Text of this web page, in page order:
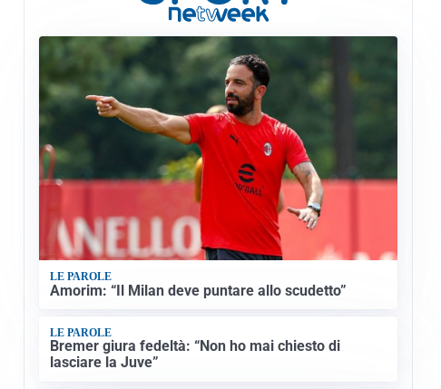
LE PAROLE
Amorim: “Il Milan deve puntare allo scudetto”
LE PAROLE
Bremer giura fedeltà: “Non ho mai chiesto di
lasciare la Juve”